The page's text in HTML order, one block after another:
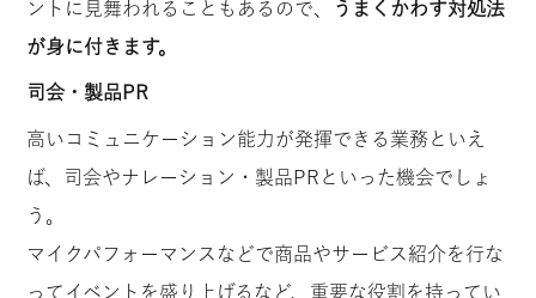
ントに見舞われることもあるので、
うまくかわす対処法
が身に付きます。
司会・製品PR
高いコミュニケーション能力が発揮できる業務といえ
ば、司会やナレーション・製品PRといった機会でしょ
う。
マイクパフォーマンスなどで商品やサービス紹介を行な
ってイベントを盛り上げるなど、重要な役割を持ってい